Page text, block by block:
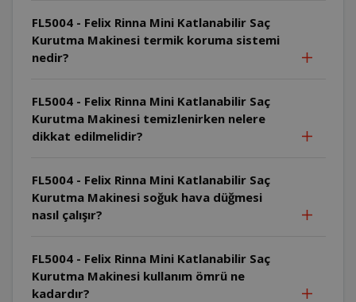
FL5004 - Felix Rinna Mini Katlanabilir Saç
Kurutma Makinesi termik koruma sistemi
nedir?
FL5004 - Felix Rinna Mini Katlanabilir Saç
Kurutma Makinesi temizlenirken nelere
dikkat edilmelidir?
FL5004 - Felix Rinna Mini Katlanabilir Saç
Kurutma Makinesi soğuk hava düğmesi
nasıl çalışır?
FL5004 - Felix Rinna Mini Katlanabilir Saç
Kurutma Makinesi kullanım ömrü ne
kadardır?